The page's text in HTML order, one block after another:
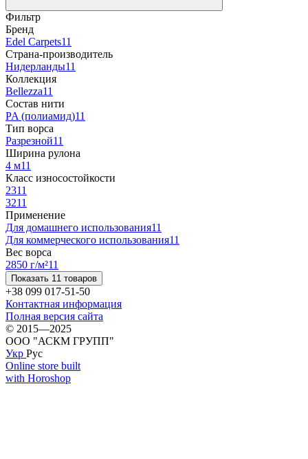
Фильтр
Бренд
Edel Carpets11
Страна-производитель
Нидерланды11
Коллекция
Bellezza11
Состав нити
PA (полиамид)11
Тип ворса
Разрезной11
Ширина рулона
4 м11
Класс износостойкости
2311
3211
Применение
Для домашнего использования11
Для коммерческого использования11
Вес ворса
2850 г/м²11
Показать 11 товаров
+38 099 017-51-50
Контактная информация
Полная версия сайта
© 2015—2025
ООО "АСКМ ГРУПП"
Укр Рус
Online store built
with Horoshop